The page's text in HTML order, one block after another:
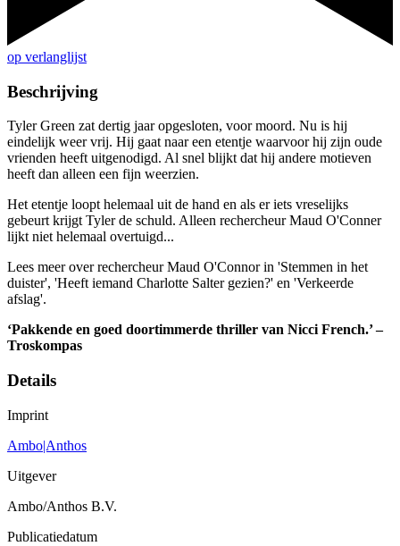
op verlanglijst
Beschrijving
Tyler Green zat dertig jaar opgesloten, voor moord. Nu is hij
eindelijk weer vrij. Hij gaat naar een etentje waarvoor hij zijn oude
vrienden heeft uitgenodigd. Al snel blijkt dat hij andere motieven
heeft dan alleen een fijn weerzien.
Het etentje loopt helemaal uit de hand en als er iets vreselijks
gebeurt krijgt Tyler de schuld. Alleen rechercheur Maud O'Conner
lijkt niet helemaal overtuigd...
Lees meer over rechercheur Maud O'Connor in 'Stemmen in het
duister', 'Heeft iemand Charlotte Salter gezien?' en 'Verkeerde
afslag'.
‘Pakkende en goed doortimmerde thriller van Nicci French.’ –
Troskompas
Details
Imprint
Ambo|Anthos
Uitgever
Ambo/Anthos B.V.
Publicatiedatum